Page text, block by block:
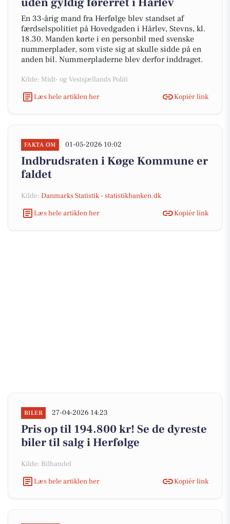
En 33-årig mand fra Herfølge blev standset af
færdselspolitiet på Hovedgaden i Hårlev, Stevns, kl.
18.30. Manden kørte i en personbil med svenske
nummerplader, som viste sig at skulle sidde på en
anden bil. Nummerpladerne blev derfor inddraget.
Kilde: Midt- og Vestsjællands Politi
Læs hele artiklen her
Kopiér link
FAKTA OM 01-05-2026 10:02
Indbrudsraten i Køge Kommune er
faldet
Kilde: Danmarks Statistik - statistikbanken.dk
Læs hele artiklen her
Kopiér link
BILER 27-04-2026 14:23
Pris op til 194.800 kr! Se de dyreste
biler til salg i Herfølge
Kilde: Bilhandel
Læs hele artiklen her
Kopiér link